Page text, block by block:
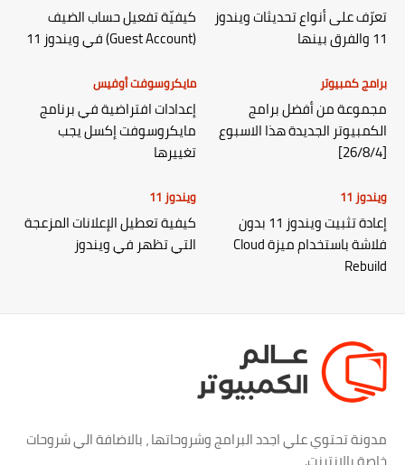
تعرّف على أنواع تحديثات ويندوز
11 والفرق بينها
كيفيّة تفعيل حساب الضيف
(Guest Account) في ويندوز 11
برامج كمبيوتر
مجموعة من أفضل برامج
الكمبيوتر الجديدة هذا الاسبوع
[26/8/4]
مايكروسوفت أوفيس
إعدادات افتراضية في برنامج
مايكروسوفت إكسل يجب
تغييرها
ويندوز 11
إعادة تثبيت ويندوز 11 بدون
فلاشة باستخدام ميزة Cloud
Rebuild
ويندوز 11
كيفية تعطيل الإعلانات المزعجة
التي تظهر في ويندوز
مدونة تحتوي علي اجدد البرامج وشروحاتها ، بالاضافة الي شروحات